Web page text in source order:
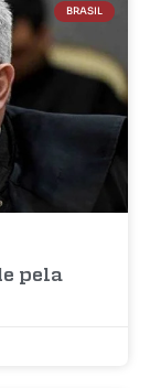
BRASIL
pela